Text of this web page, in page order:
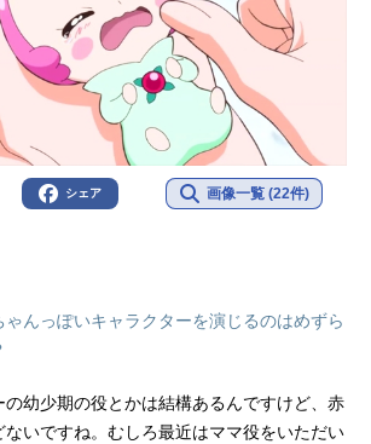
シェア 画像一覧 (22件)
んっぽいキャラクターを演じるのはめずら
の幼少期の役とかは結構あるんですけど、赤
ないですね。むしろ最近はママ役をいただい